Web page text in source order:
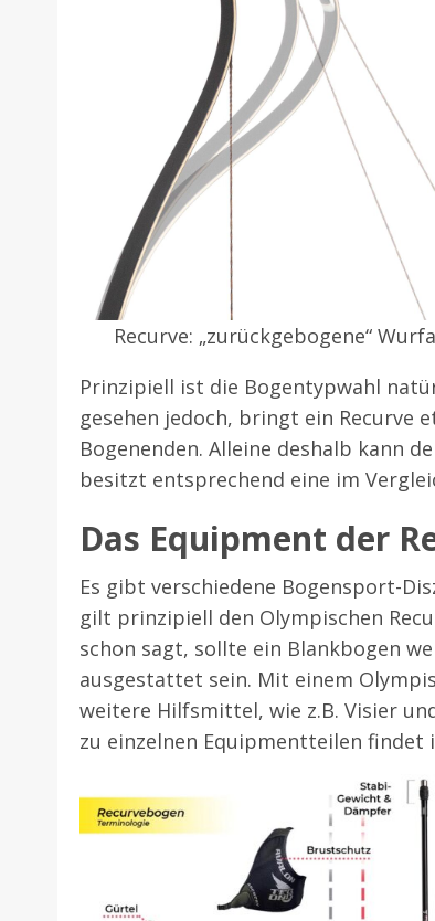
Recurve: „zurückgebogene“
Prinzipiell ist die Bogentypwahl
gesehen jedoch, bringt ein Recurve
Bogenenden. Alleine deshalb kann
besitzt entsprechend eine im
Das Equipment der
Es gibt verschiedene Bogensport-
gilt prinzipiell den Olympischen
schon sagt, sollte ein Blankbogen
ausgestattet sein. Mit einem
weitere Hilfsmittel, wie z.B. Visier
zu einzelnen Equipmentteilen findet